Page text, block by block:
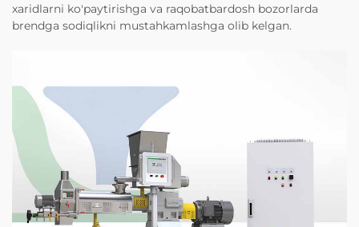
xaridlarni ko'paytirishga va raqobatbardosh bozorlarda
brendga sodiqlikni mustahkamlashga olib kelgan.